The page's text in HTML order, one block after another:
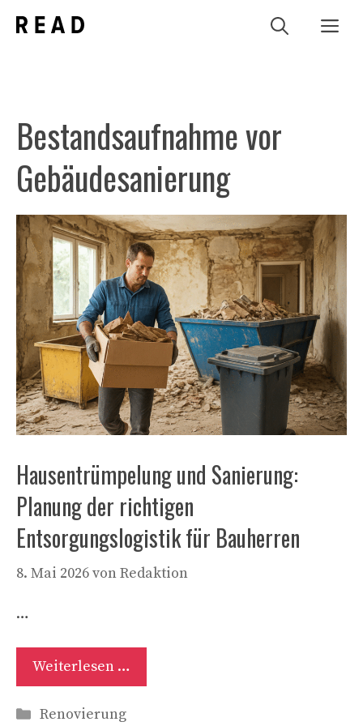
Inhalt
Bestandsaufnahme vor
Gebäudesanierung
Hausentrümpelung und Sanierung:
Planung der richtigen
Entsorgungslogistik für Bauherren
8. Mai 2026vonRedaktion
…
Weiterlesen …
Kategorien
Renovierung